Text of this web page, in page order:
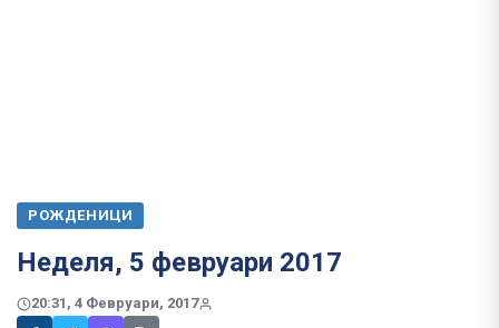
РОЖДЕНИЦИ
Неделя, 5 февруари 2017
20:31, 4 Февруари, 2017